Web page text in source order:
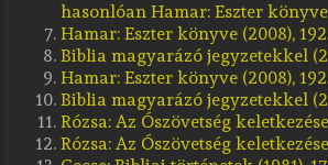
hasonlóan Hamar:Eszter könyve
Hamar:Eszter könyve (2008),
Biblia magyarázó jegyzetekkel
Hamar:Eszter könyve (2008),
Biblia magyarázó jegyzetekkel
Rózsa:Az Ószövetség
Rózsa:Az Ószövetség